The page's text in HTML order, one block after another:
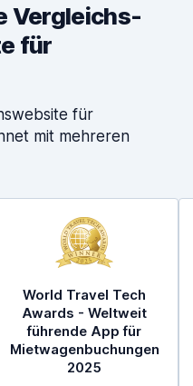
Vergleichs-
für
für
mit mehreren
World Travel Tech
Awards - Weltweit
führende App für
Mietwagenbuchungen
2025